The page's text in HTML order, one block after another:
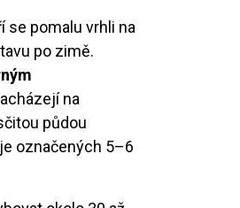
se pomalu vrhli na
po zimě.
na
půdou
označených 5–6